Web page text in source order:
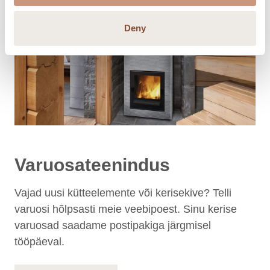
Deny
Varuosateenindus
Vajad uusi kütteelemente või kerisekive? Telli
varuosi hõlpsasti meie veebipoest. Sinu kerise
varuosad saadame postipakiga järgmisel
tööpäeval.